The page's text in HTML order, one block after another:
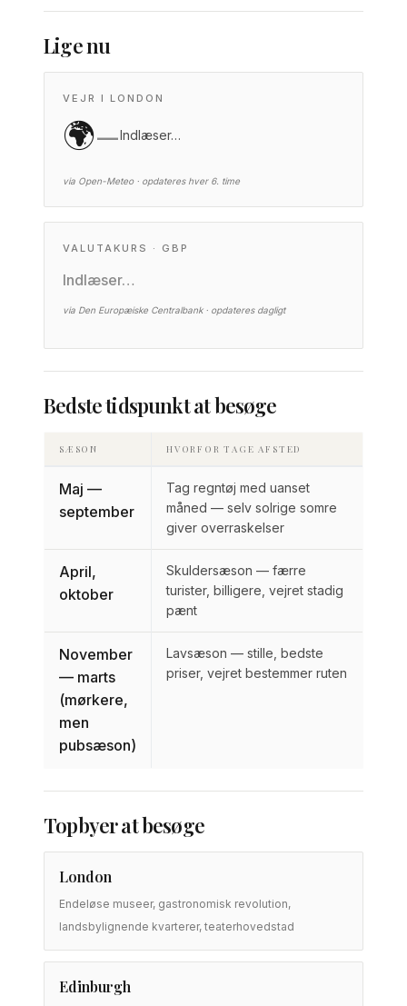
Lige nu
VEJR I LONDON
🌍—Indlæser…
via Open-Meteo · opdateres hver 6. time
VALUTAKURS · GBP
Indlæser…
via Den Europæiske Centralbank · opdateres dagligt
Bedste tidspunkt at besøge
SÆSON HVORFOR TAGE AFSTED
Maj —
september
Tag regntøj med uanset
måned — selv solrige somre
giver overraskelser
April,
oktober
Skuldersæson — færre
turister, billigere, vejret stadig
pænt
November
— marts
(mørkere,
men
pubsæson)
Lavsæson — stille, bedste
priser, vejret bestemmer ruten
Topbyer at besøge
London
Endeløse museer, gastronomisk revolution,
landsbylignende kvarterer, teaterhovedstad
Edinburgh